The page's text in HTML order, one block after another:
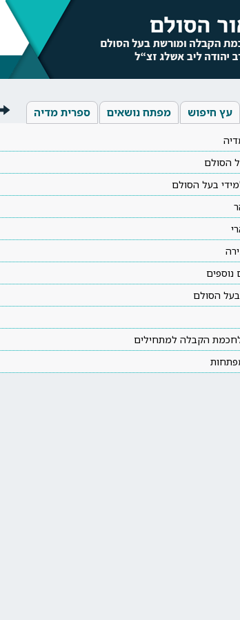
עץ חיפוש מפתח נושאים ספרית מדיה
הסולם
בעל הסולם
נוספים
בעל הסולם
הקבלה למתחילים